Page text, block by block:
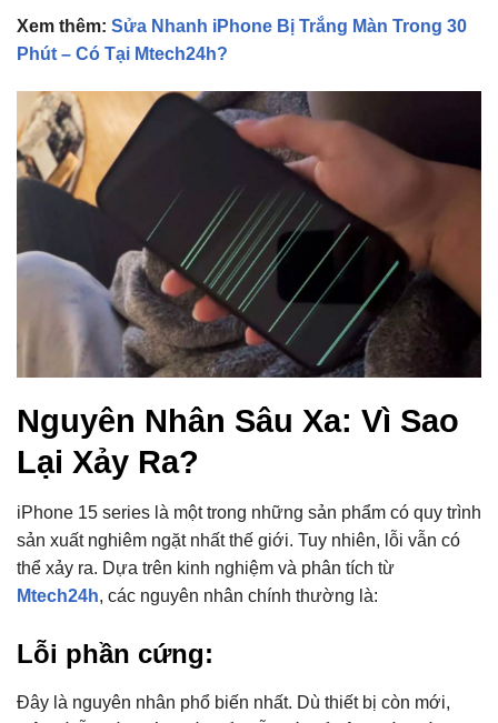
Xem thêm: Sửa Nhanh iPhone Bị Trắng Màn Trong 30
Phút – Có Tại Mtech24h?
Nguyên Nhân Sâu Xa: Vì Sao
Lại Xảy Ra?
iPhone 15 series là một trong những sản phẩm có quy trình
sản xuất nghiêm ngặt nhất thế giới. Tuy nhiên, lỗi vẫn có
thể xảy ra. Dựa trên kinh nghiệm và phân tích từ
Mtech24h, các nguyên nhân chính thường là:
Lỗi phần cứng:
Đây là nguyên nhân phổ biến nhất. Dù thiết bị còn mới,